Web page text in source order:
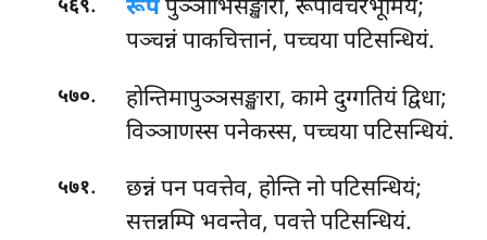
५६९. रूपेपुञ्ञाभिसङ्खारा, रूपावचरभूमियं;
पञ्चन्नं पाकचित्तानं, पच्चया पटिसन्धियं.
५७०.
होन्तिमापुञ्ञसङ्खारा, कामे दुग्गतियं द्विधा;
विञ्ञाणस्स पनेकस्स, पच्चया पटिसन्धियं.
५७१.
छन्नं पन पवत्तेव, होन्ति नो पटिसन्धियं;
सत्तन्नम्पि भवन्तेव, पवत्ते पटिसन्धियं.